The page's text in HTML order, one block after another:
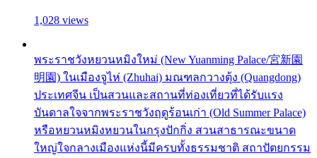
1,028 views
พระราชวังหยวนหมิงใหม่ (New Yuanming Palace/宮新園
明園) ในเมืองจูไห่ (Zhuhai) มณฑลกวางตุ้ง (Quangdong)
ประเทศจีน เป็นสวนและสถานที่ท่องเที่ยวที่ได้รับแรง
บันดาลใจจากพระราชวังฤดูร้อนเก่า (Old Summer Palace)
หรือหยวนหมิงหยวนในกรุงปักกิ่ง สวนสาธารณะขนาด
ใหญ่ใจกลางเมืองแห่งนี้มีครบทั้งธรรมชาติ สถาปัตยกรรม